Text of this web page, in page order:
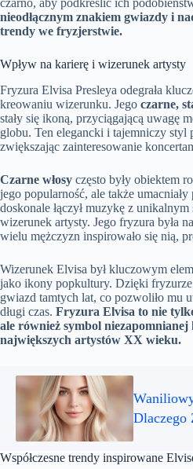
nieodłącznym znakiem gwiazdy i
trendy we fryzjerstwie.
Wpływ na karierę i wizerunek artysty
Fryzura Elvisa Presleya odegrała
kreowaniu wizerunku. Jego czarne,
stały się ikoną, przyciągającą uwagę
globu. Ten elegancki i tajemniczy styl
zwiększając zainteresowanie
Czarne włosy często były obiektem
jego popularność, ale także
doskonale łączył muzykę z
wizerunek artysty. Jego fryzura była
wielu mężczyzn inspirowało się nią,
Wizerunek Elvisa był kluczowym
jako ikony popkultury. Dzięki
gwiazd tamtych lat, co pozwoliło mu
długi czas. Fryzura Elvisa to nie
ale również symbol
największych artystów XX wieku.
Dlaczego
Współczesne trendy inspirowane